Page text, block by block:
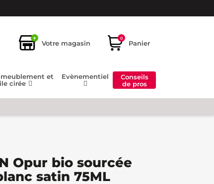
+
Votre magasin
0
Panier
et
cirée
Evènementiel
Conseils
de pros
Opur bio sourcée
satin 75ML